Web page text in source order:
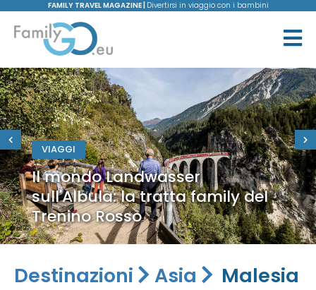
FAMILY TRAVEL MAGAZINE | Divertirsi in viaggio con i bambini
VIAGGI
Il mondo Landwasser
sull'Albula: la tratta family del
Trenino Rosso
Destinazioni Asia Malesia